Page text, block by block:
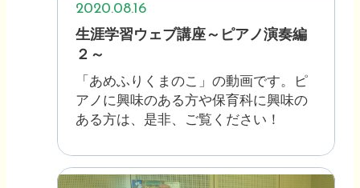
2020.08.16
生涯学習ウェブ講座～ピアノ演奏編
２～
「あめふりくまのこ」の動画です。ピ
アノに興味のある方や保育科に興味の
ある方は、是非、ご覧ください！